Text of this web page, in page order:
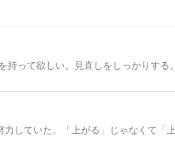
持って欲しい。見直しをしっかりする
していた。「上がる」じゃなくて「